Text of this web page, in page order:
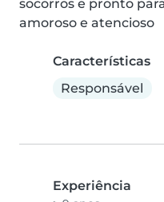
socorros e pronto
amoroso e atencioso
Características
Responsável
Experiência